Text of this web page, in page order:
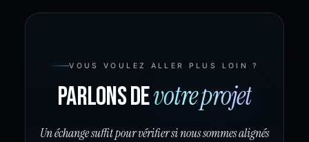
VOUS VOULEZ ALLER PLUS LOIN ?
Parlons devotre projet
Un échange suffit pour vérifier si nous sommes alignés